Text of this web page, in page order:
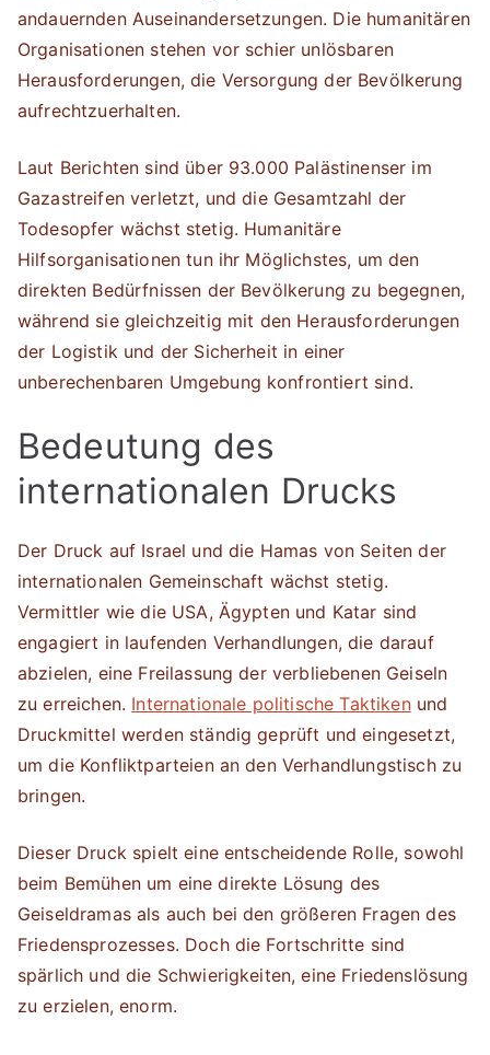
andauernden Auseinandersetzungen. Die humanitären
Organisationen stehen vor schier unlösbaren
Herausforderungen, die Versorgung der Bevölkerung
aufrechtzuerhalten.
Laut Berichten sind über 93.000 Palästinenser im
Gazastreifen verletzt, und die Gesamtzahl der
Todesopfer wächst stetig. Humanitäre
Hilfsorganisationen tun ihr Möglichstes, um den
direkten Bedürfnissen der Bevölkerung zu begegnen,
während sie gleichzeitig mit den Herausforderungen
der Logistik und der Sicherheit in einer
unberechenbaren Umgebung konfrontiert sind.
Bedeutung des
internationalen Drucks
Der Druck auf Israel und die Hamas von Seiten der
internationalen Gemeinschaft wächst stetig.
Vermittler wie die USA, Ägypten und Katar sind
engagiert in laufenden Verhandlungen, die darauf
abzielen, eine Freilassung der verbliebenen Geiseln
zu erreichen. Internationale politische Taktikenund
Druckmittel werden ständig geprüft und eingesetzt,
um die Konfliktparteien an den Verhandlungstisch zu
bringen.
Dieser Druck spielt eine entscheidende Rolle, sowohl
beim Bemühen um eine direkte Lösung des
Geiseldramas als auch bei den größeren Fragen des
Friedensprozesses. Doch die Fortschritte sind
spärlich und die Schwierigkeiten, eine Friedenslösung
zu erzielen, enorm.